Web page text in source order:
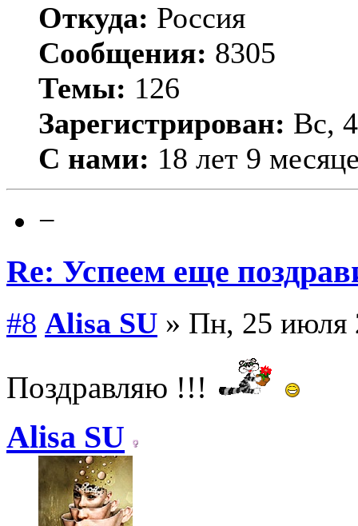
Откуда: Россия
Сообщения: 8305
Темы: 126
Зарегистрирован: Вс,
С нами: 18 лет 9
−
Re: Успеем еще
#8 Alisa SU » Пн, 25 июля
Поздравляю !!!
Alisa SU